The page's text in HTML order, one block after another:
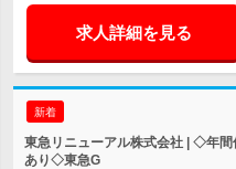
求人詳細を見る
新着
東急リニューアル株式会社 | ◇年
あり◇東急G